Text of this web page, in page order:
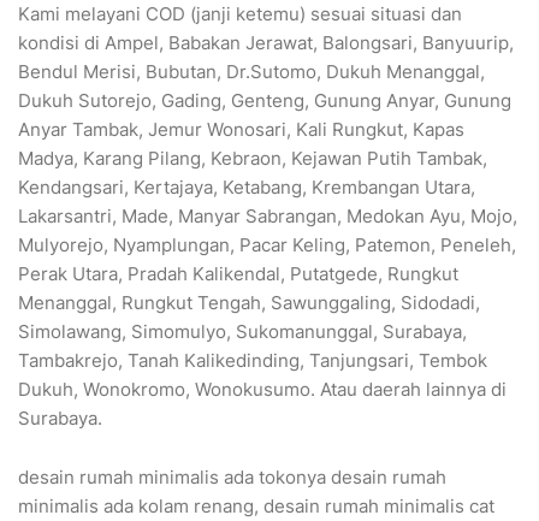
Kami melayani COD (janji ketemu) sesuai situasi dan
kondisi di Ampel, Babakan Jerawat, Balongsari, Banyuurip,
Bendul Merisi, Bubutan, Dr.Sutomo, Dukuh Menanggal,
Dukuh Sutorejo, Gading, Genteng, Gunung Anyar, Gunung
Anyar Tambak, Jemur Wonosari, Kali Rungkut, Kapas
Madya, Karang Pilang, Kebraon, Kejawan Putih Tambak,
Kendangsari, Kertajaya, Ketabang, Krembangan Utara,
Lakarsantri, Made, Manyar Sabrangan, Medokan Ayu, Mojo,
Mulyorejo, Nyamplungan, Pacar Keling, Patemon, Peneleh,
Perak Utara, Pradah Kalikendal, Putatgede, Rungkut
Menanggal, Rungkut Tengah, Sawunggaling, Sidodadi,
Simolawang, Simomulyo, Sukomanunggal, Surabaya,
Tambakrejo, Tanah Kalikedinding, Tanjungsari, Tembok
Dukuh, Wonokromo, Wonokusumo. Atau daerah lainnya di
Surabaya.
desain rumah minimalis ada tokonya desain rumah
minimalis ada kolam renang, desain rumah minimalis cat